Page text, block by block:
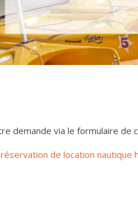
demande via le formulaire de
de location